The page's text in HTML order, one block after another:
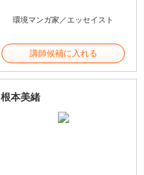
環境マンガ家／エッセイスト
講師候補に入れる
根本美緒